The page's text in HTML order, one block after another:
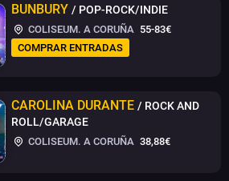
BUNBURY / POP-ROCK/INDIE
COLISEUM. A CORUÑA 55-83€
COMPRAR ENTRADAS
CAROLINA DURANTE / ROCK AND
ROLL/GARAGE
COLISEUM. A CORUÑA 38,88€